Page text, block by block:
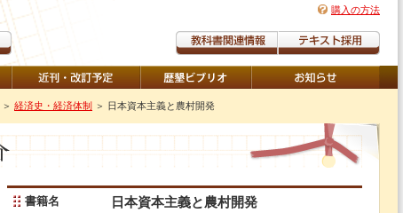
購入の方法
＞ 経済史・経済体制 ＞ 日本資本主義と農村開発
書籍名 日本資本主義と農村開発